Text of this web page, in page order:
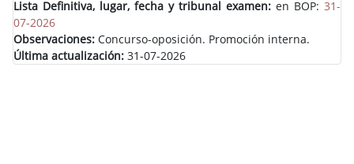
Lista Definitiva, lugar, fecha y tribunal examen: en BOP: 31-
07-2026
Observaciones: Concurso-oposición. Promoción interna.
Última actualización: 31-07-2026